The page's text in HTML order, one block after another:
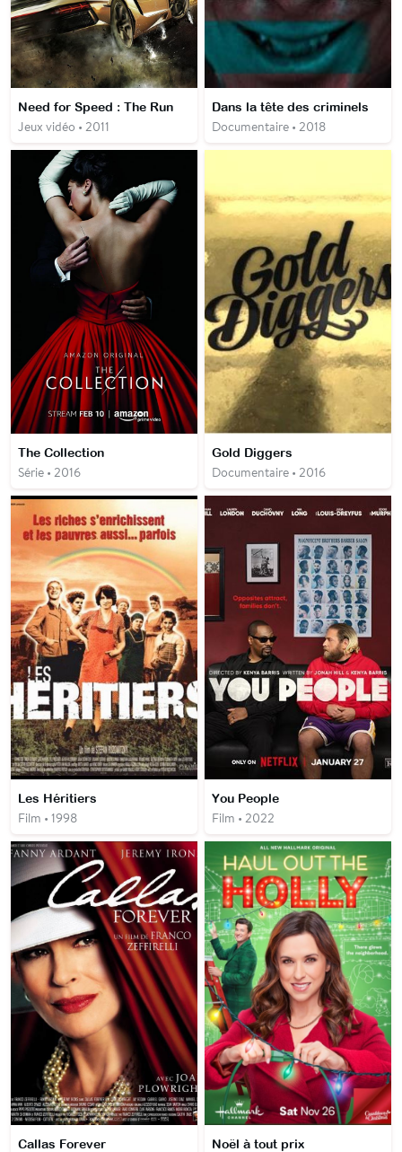
Need for Speed : The Run
Jeux vidéo • 2011
Dans la tête des criminels
Documentaire • 2018
The Collection
Série • 2016
Gold Diggers
Documentaire • 2016
Les Héritiers
Film • 1998
You People
Film • 2022
Callas Forever Noël à tout prix